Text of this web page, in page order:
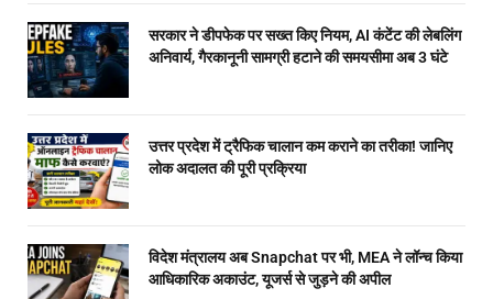
सरकार ने डीपफेक पर सख्त किए नियम, AI कंटेंट की लेबलिंग
अनिवार्य, गैरकानूनी सामग्री हटाने की समयसीमा अब 3 घंटे
उत्तर प्रदेश में ट्रैफिक चालान कम कराने का तरीका! जानिए
लोक अदालत की पूरी प्रक्रिया
विदेश मंत्रालय अब Snapchat पर भी, MEA ने लॉन्च किया
आधिकारिक अकाउंट, यूजर्स से जुड़ने की अपील